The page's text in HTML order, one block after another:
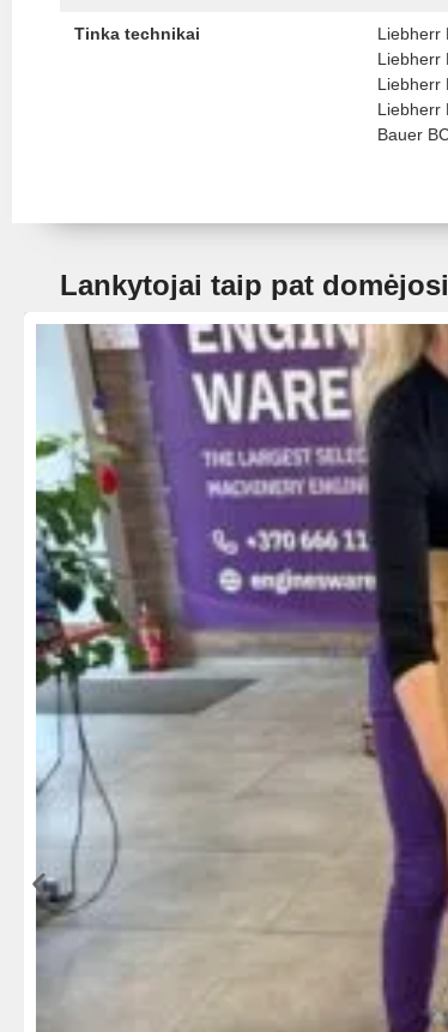
Tinka technikai
Liebherr
Liebherr
Liebherr
Liebherr
Bauer
Lankytojai taip pat domėjosi